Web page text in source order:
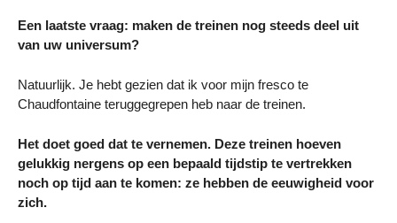
Een laatste vraag: maken de treinen nog steeds deel uit
van uw universum?
Natuurlijk. Je hebt gezien dat ik voor mijn fresco te
Chaudfontaine teruggegrepen heb naar de treinen.
Het doet goed dat te vernemen. Deze treinen hoeven
gelukkig nergens op een bepaald tijdstip te vertrekken
noch op tijd aan te komen: ze hebben de eeuwigheid voor
zich.